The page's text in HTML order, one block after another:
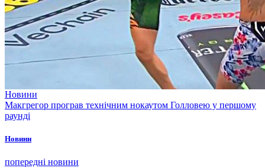
Новини
Макгрегор програв технічним нокаутом Голловею у першому
раунді
Новини
попередні новини